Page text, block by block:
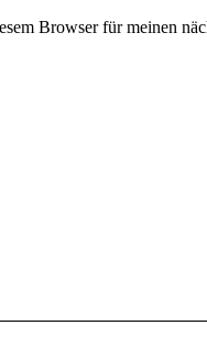
Browser für meinen